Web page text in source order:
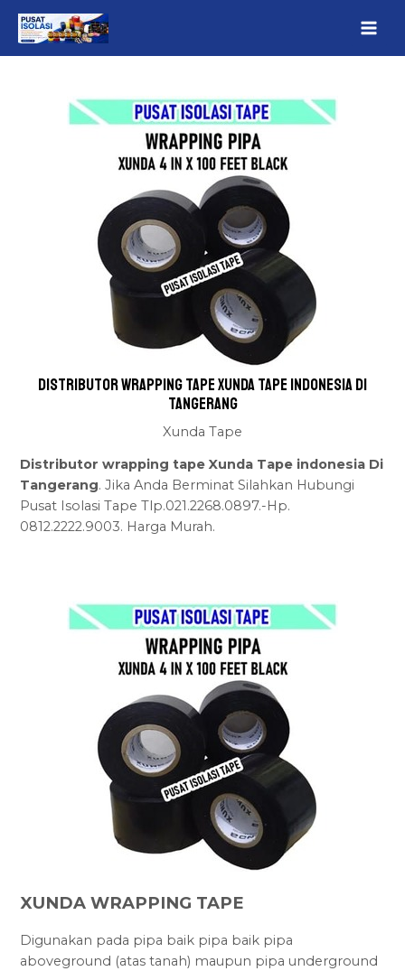
Distributor wrapping tape Xunda Tape indonesia Di
Tangerang
Xunda Tape
Distributor wrapping tape Xunda Tape indonesia Di
Tangerang. Jika Anda Berminat Silahkan Hubungi
Pusat Isolasi Tape Tlp.021.2268.0897.-Hp.
0812.2222.9003. Harga Murah.
XUNDA WRAPPING TAPE
Digunakan pada pipa baik pipa baik pipa
aboveground (atas tanah) maupun pipa underground
navigation